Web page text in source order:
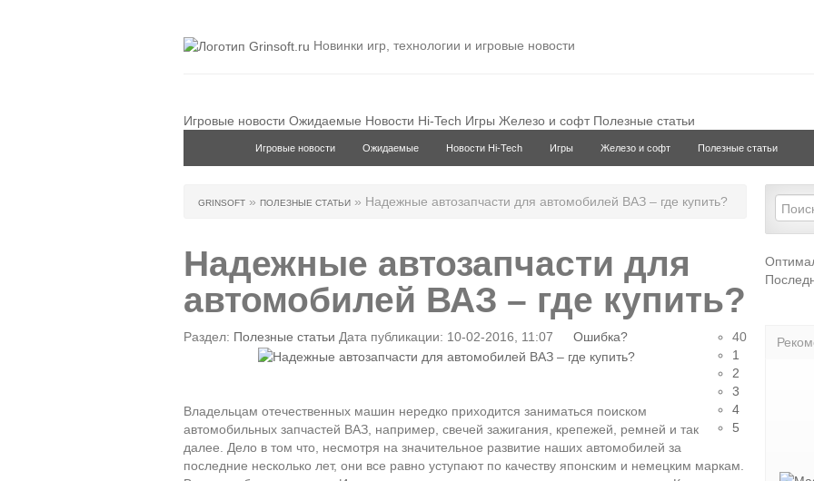
Новинки игр, технологии и игровые новости
Игровые новости Ожидаемые Новости Hi-Tech Игры Железо и софт Полезные статьи
Игровые новости Ожидаемые Новости Hi-Tech Игры Железо и софт Полезные статьи
GRINSOFT » ПОЛЕЗНЫЕ СТАТЬИ » Надежные автозапчасти для автомобилей ВАЗ – где купить?
Надежные автозапчасти для
автомобилей ВАЗ – где купить?
Раздел: Полезные статьи Дата публикации: 10-02-2016, 11:07 Ошибка?
40
1
2
3
4
5
Владельцам отечественных машин нередко приходится заниматься поиском
автомобильных запчастей ВАЗ, например, свечей зажигания, крепежей, ремней и так
далее. Дело в том что, несмотря на значительное развитие наших автомобилей за
последние несколько лет, они все равно уступают по качеству японским и немецким маркам.